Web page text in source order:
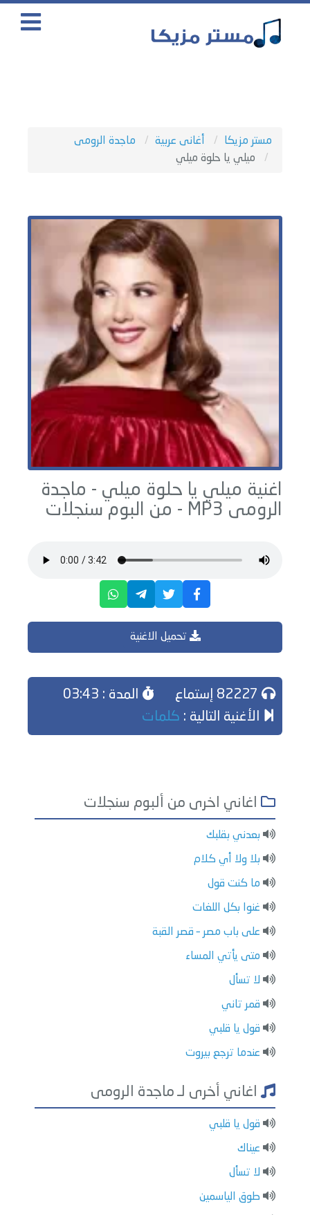
مستر مزيكا أغانى عربية
ماجدة الرومى
ميلي يا حلوة ميلي
اغنية ميلي يا حلوة ميلي - ماجدة
الرومى
سنجلات
تحميل الاغنية
المدة : 03:43
الأغنية التالية : كلمات
اغاني اخرى من ألبوم سنجلات
بعدني بقلبك
بلا ولا أي كلام
ما كنت قول
غنوا بكل اللغات
على باب مصر – قصر القبة
متى يأتي المساء
لا تسأل
قمر تاني
قول يا قلبي
عندما ترجع بيروت
اغاني أخرى لـ ماجدة الرومى
قول يا قلبي
عيناك
لا تسأل
طوق الياسمين